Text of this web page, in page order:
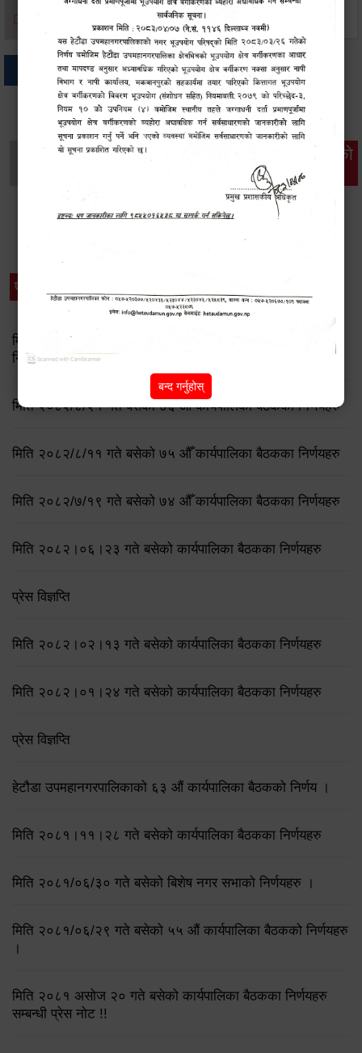
थप विवरणहरु
सामाजिक सुरक्षा तथा
वातावरण
सूचनाको
प्रेस नोट
मिति २०८३ जेष्ठ १७ गते बसेको ८३औं नगर कार्यपालिकाको बैठकको
निर्णय
मिति २०८२/८/२१ गते बसेको ७६ औँ कार्यपालिका बैठकका निर्णयहरु
मिति २०८२/८/११ गते बसेको ७५ औँ कार्यपालिका बैठकका निर्णयहरु
मिति २०८२/७/१९ गते बसेको ७४ औँ कार्यपालिका बैठकका निर्णयहरु
मिति २०८२।०६।२३ गते बसेको कार्यपालिका बैठकका निर्णयहरु
प्रेस विज्ञप्ति
मिति २०८२।०२।१३ गते बसेको कार्यपालिका बैठकका निर्णयहरु
मिति २०८२।०१।२४ गते बसेको कार्यपालिका बैठकका निर्णयहरु
प्रेस विज्ञप्ति
हेटौडा उपमहानगरपालिकाको ६३ औं कार्यपालिका बैठकको निर्णय ।
मिति २०८१।११।२८ गते बसेको कार्यपालिका बैठकका निर्णयहरु
मिति २०८१/०६/३० गते बसेको बिशेष नगर सभाको निर्णयहरु ।
मिति २०८१/०६/२९ गते बसेको ५५ औं कार्यपालिका बैठकको निर्णयहरु
।
मिति २०८१ असोज २० गते बसेको कार्यपालिका बैठकका निर्णयहरु
सम्बन्धी प्रेस नोट !!
बन्द गर्नुहोस्